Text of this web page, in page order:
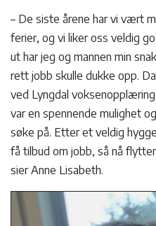
– De siste årene har vi vært
ferier, og vi liker oss veldig
ut har jeg og mannen min
rett jobb skulle dukke opp.
ved Lyngdal
var en spennende mulighet
søke på. Etter et veldig
få tilbud om jobb, så nå
sier Anne Lisabeth.